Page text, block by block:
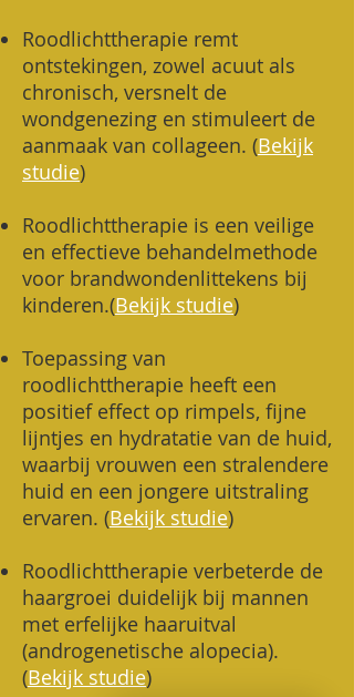
Roodlichttherapie remt
ontstekingen, zowel acuut als
chronisch, versnelt de
wondgenezing en stimuleert de
aanmaak van collageen. (Bekijk
studie)
Roodlichttherapie is een veilige
en effectieve behandelmethode
voor brandwondenlittekens bij
kinderen.(Bekijk studie)
Toepassing van
roodlichttherapie heeft een
positief effect op rimpels, fijne
lijntjes en hydratatie van de huid,
waarbij vrouwen een stralendere
huid en een jongere uitstraling
ervaren. (Bekijk studie)
Roodlichttherapie verbeterde de
haargroei duidelijk bij mannen
met erfelijke haaruitval
(androgenetische alopecia).
(Bekijk studie)